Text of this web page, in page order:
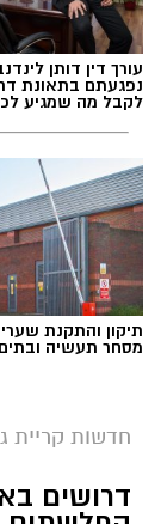
עורך דין דותן
נפגעתם בתאונת
לקבל מה שמגיע
תיקון והתקנת
מסחר תעשיה
חדשות קריית
דרושים